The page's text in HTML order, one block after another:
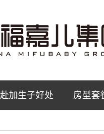
赴加生子好处 房型套